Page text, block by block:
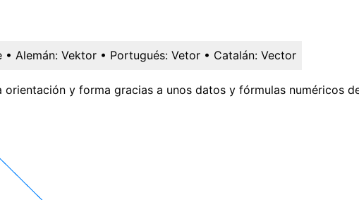
• Alemán: Vektor • Portugués: Vetor • Catalán: Vector
y forma gracias a unos datos y fórmulas numéricos